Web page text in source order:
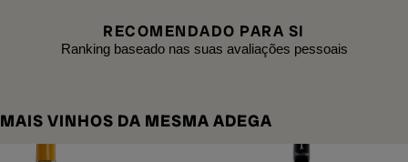
RECOMENDADO PARA SI
Ranking baseado nas suas avaliações pessoais
MAIS VINHOS DA MESMA ADEGA